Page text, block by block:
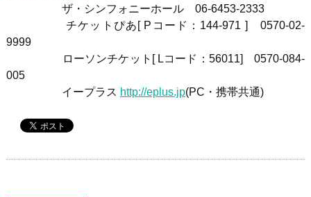
ザ・シンフォニーホール 06-6453-2333
チケットぴあ [ P コード：144-971 ]
0570-02-
9999
ローソンチケット[ Lコード：56011] 0570-084-
005
イープラス http://eplus.jp(PC・携帯共通)